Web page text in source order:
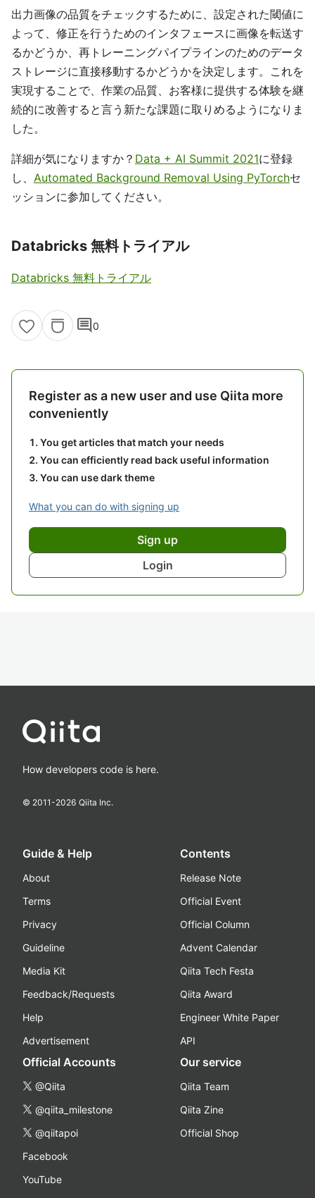
出力画像の品質をチェックするために、設定された閾値に
よって、修正を行うためのインタフェースに画像を転送す
るかどうか、再トレーニングパイプラインのためのデータ
ストレージに直接移動するかどうかを決定します。これを
実現することで、作業の品質、お客様に提供する体験を継
続的に改善すると言う新たな課題に取りめるようになりま
した。
詳細が気になりますか？ Data + AI Summit 2021に登録
し、 Automated Background Removal Using PyTorchセ
ッションに参加してください。
Databricks 無料トライアル
Databricks 無料トライアル
comment0
Register as a new user and use Qiita more
conveniently
You get articles that match your needs
You can efficiently read back useful information
You can use dark theme
What you can do with signing up
Sign up
Login
How developers code is here.
© 2011-2026 Qiita Inc.
Guide & Help
About
Terms
Privacy
Guideline
Media Kit
Feedback/Requests
Help
Advertisement
Contents
Release Note
Official Event
Official Column
Advent Calendar
Qiita Tech Festa
Qiita Award
Engineer White Paper
API
Official Accounts
@Qiita
@qiita_milestone
@qiitapoi
Facebook
YouTube
Our service
Qiita Team
Qiita Zine
Official Shop